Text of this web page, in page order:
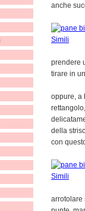
anche
prendere
tirare in
oppure, a
della
con
arrotolare